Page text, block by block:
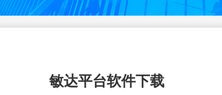
敏达平台软件下载